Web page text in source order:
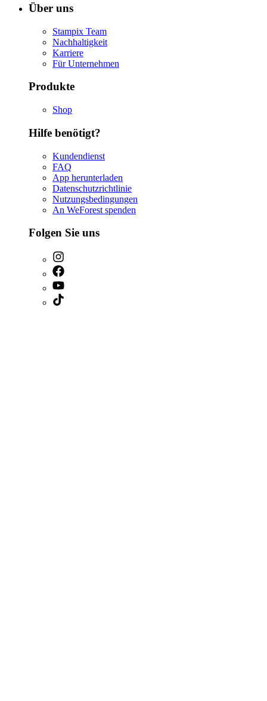
Über uns
Stampix Team
Nachhaltigkeit
Karriere
Für Unternehmen
Produkte
Shop
Hilfe benötigt?
Kundendienst
FAQ
App herunterladen
Datenschutzrichtlinie
Nutzungsbedingungen
An WeForest spenden
Folgen Sie uns